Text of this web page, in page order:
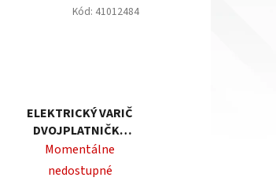
ELEKTRICKÝ VARIČ
DVOJPLATNIČKA
SENCOR SCP
2253WH-EUE4
Momentálne
nedostupné
Kód: 41012484